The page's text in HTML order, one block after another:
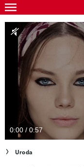
Skip
to
main
content
Gwiazdy
Ludzie
Moda
Uroda
Styl życia
Kultura
Wideo
0:00 / 0:57
Uroda